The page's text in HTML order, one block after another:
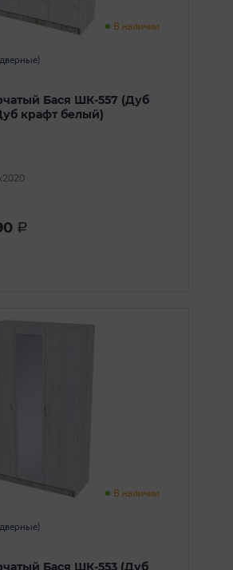
В наличии
Бася ШК-557 (Дуб
крафт белый)
a
В наличии
Бася ШК-553 (Дуб